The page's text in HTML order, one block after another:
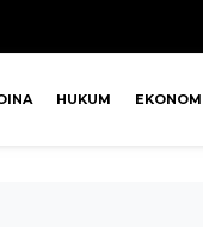
HUKUM